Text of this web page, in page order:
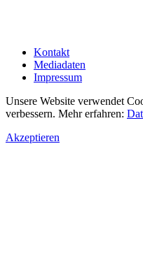
Kontakt
Mediadaten
Impressum
Unsere Website verwendet
verbessern. Mehr erfahren:
Akzeptieren